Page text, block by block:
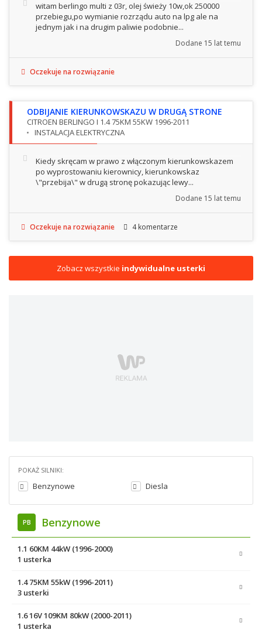
witam berlingo multi z 03r, olej świeży 10w,ok 250000
przebiegu,po wymianie rozrządu auto na lpg ale na
jednym jak i na drugim paliwie podobnie...
Dodane 15 lat temu
Oczekuje na rozwiązanie
ODBIJANIE KIERUNKOWSKAZU W DRUGĄ STRONE
CITROEN BERLINGO I 1.4 75KM 55KW 1996-2011
INSTALACJA ELEKTRYCZNA
Kiedy skręcam w prawo z włączonym kierunkowskazem
po wyprostowaniu kierownicy, kierunkowskaz
\"przebija\" w drugą stronę pokazując lewy...
Dodane 15 lat temu
Oczekuje na rozwiązanie 4 komentarze
Zobacz wszystkie indywidualne usterki
POKAŻ SILNIKI:
Benzynowe Diesla
PB Benzynowe
1.1 60KM 44kW (1996-2000)
1 usterka
1.4 75KM 55kW (1996-2011)
3 usterki
1.6 16V 109KM 80kW (2000-2011)
1 usterka